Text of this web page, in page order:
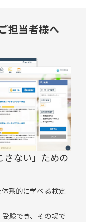
担当者様へ
さない」ための
系的に学べる検定
験でき、その場で